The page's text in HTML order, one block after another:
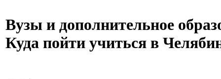
Вузы и дополнительное
Куда пойти учиться в